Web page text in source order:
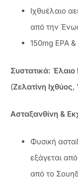
Ιχθυέλαιο
από την
150mg EPA
Συστατικά: Έλαιο
(Ζελατίνη Ιχθύος,
Ασταξανθίνη &
Φυσική
εξάγεται
από το